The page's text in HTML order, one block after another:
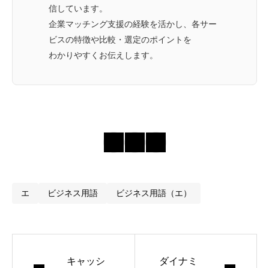
信しています。
企業マッチング支援の経験を活かし、各サー
ビスの特徴や比較・選定のポイントを
わかりやすくお伝えします。
エ ビジネス用語 ビジネス用語（エ）
キャッシ
ダイナミ